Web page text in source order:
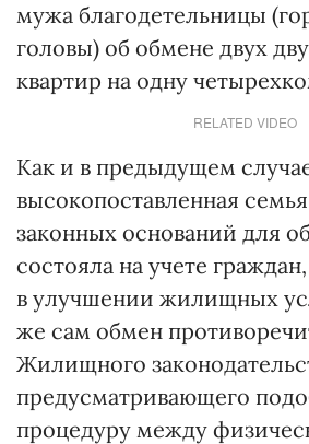
мужа благодетельницы
головы) об обмене двух
квартир на одну
RELATED VIDEO
Как и в предыдущем
высокопоставленная
законных оснований для
состояла на учете
в улучшении жилищных
же сам обмен
Жилищного
предусматривающего
процедуру между